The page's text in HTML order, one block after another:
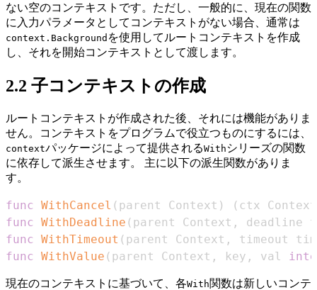
ない空のコンテキストです。ただし、一般的に、現在の関数
に入力パラメータとしてコンテキストがない場合、通常は
context.Background を使用してルートコンテキストを作成
し、それを開始コンテキストとして渡します。
2.2 子コンテキストの作成
ルートコンテキストが作成された後、それには機能がありま
せん。コンテキストをプログラムで役立つものにするには、
contextパッケージによって提供されるWith シリーズの関数
に依存して派生させます。 主に以下の派生関数がありま
す。
func WithCancel ( parent Context ) ( ctx Context
func WithDeadline ( parent Context ,
deadline
func WithTimeout ( parent Context ,
timeout
func WithValue ( parent Context , key , val
現在のコンテキストに基づいて、各With関数は新しいコンテ